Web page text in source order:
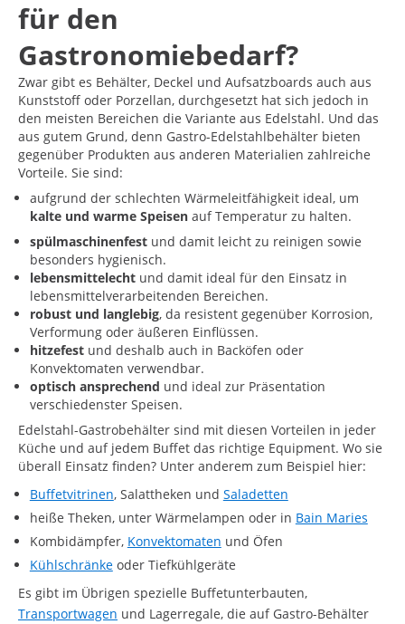
für den
Gastronomiebedarf?
Zwar gibt es Behälter, Deckel und Aufsatzboards auch aus
Kunststoff oder Porzellan, durchgesetzt hat sich jedoch in
den meisten Bereichen die Variante aus Edelstahl. Und das
aus gutem Grund, denn Gastro-Edelstahlbehälter bieten
gegenüber Produkten aus anderen Materialien zahlreiche
Vorteile. Sie sind:
aufgrund der schlechten Wärmeleitfähigkeit ideal, um
kalte und warme Speisenauf Temperatur zu halten.
spülmaschinenfestund damit leicht zu reinigen sowie
besonders hygienisch.
lebensmittelechtund damit ideal für den Einsatz in
lebensmittelverarbeitenden Bereichen.
robust und langlebig, da resistent gegenüber Korrosion,
Verformung oder äußeren Einflüssen.
hitzefestund deshalb auch in Backöfen oder
Konvektomaten verwendbar.
optisch ansprechend und ideal zur Präsentation
verschiedenster Speisen.
Edelstahl-Gastrobehälter sind mit diesen Vorteilen in jeder
Küche und auf jedem Buffet das richtige Equipment. Wo sie
überall Einsatz finden? Unter anderem zum Beispiel hier:
Buffetvitrinen, Salattheken und Saladetten
heiße Theken, unter Wärmelampen oder in Bain Maries
Kombidämpfer, Konvektomaten und Öfen
Kühlschränkeoder Tiefkühlgeräte
Es gibt im Übrigen spezielle Buffetunterbauten,
Transportwagen und Lagerregale, die auf Gastro-Behälter